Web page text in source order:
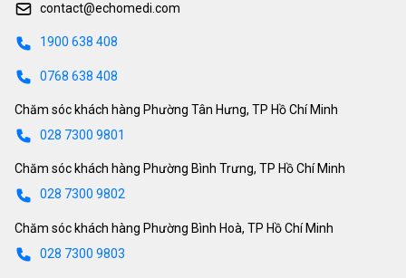
contact@echomedi.com
1900 638 408
0768 638 408
Chăm sóc khách hàng Phường Tân Hưng, TP Hồ Chí Minh
028 7300 9801
Chăm sóc khách hàng Phường Bình Trưng, TP Hồ Chí Minh
028 7300 9802
Chăm sóc khách hàng Phường Bình Hoà, TP Hồ Chí Minh
028 7300 9803